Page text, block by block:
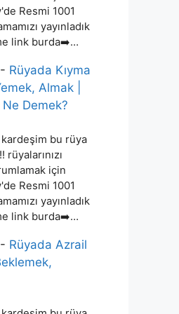
Resmi 1001
yayınladık
link burda➡️…
- Rüyada Kıyma
Almak |
Ne Demek?
kardeşim bu rüya
için
Resmi 1001
yayınladık
link burda➡️…
- Rüyada Azrail